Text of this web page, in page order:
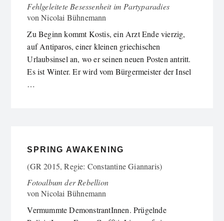
Fehlgeleitete Besessenheit im Partyparadies
vonNicolai Bühnemann
Zu Beginn kommt Kostis, ein Arzt Ende vierzig,
auf Antiparos, einer kleinen griechischen
Urlaubsinsel an, wo er seinen neuen Posten antritt.
Es ist Winter. Er wird vom Bürgermeister der Insel
…
SPRING AWAKENING
(GR 2015, Regie: Constantine Giannaris)
Fotoalbum der Rebellion
vonNicolai Bühnemann
Vermummte DemonstrantInnen. Prügelnde